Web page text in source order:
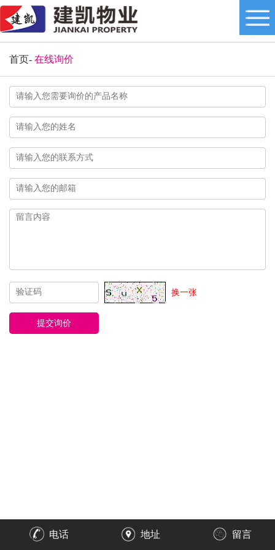
首页- 在线询价
换一张
电话 地址 留言